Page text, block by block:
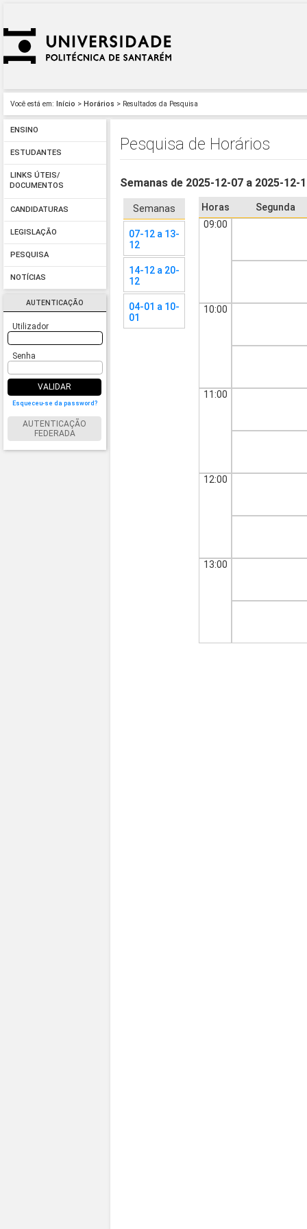
Você está em: Início > Horários > Resultados da Pesquisa
ENSINO
ESTUDANTES
LINKS ÚTEIS/
DOCUMENTOS
CANDIDATURAS
LEGISLAÇÃO
PESQUISA
NOTÍCIAS
AUTENTICAÇÃO
Utilizador
Senha
VALIDAR
Esqueceu-se da password?
AUTENTICAÇÃO
FEDERADA
Pesquisa de Horários
Semanas de 2025-12-07 a 2025-12-
Semanas
07-12 a 13-
12
14-12 a 20-
12
04-01 a 10-
01
Horas
Segunda
09:00
10:00
11:00
12:00
13:00